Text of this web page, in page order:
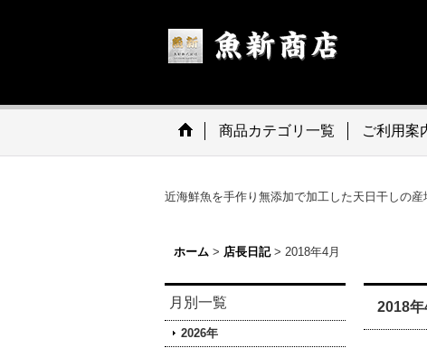
商品カテゴリ一覧 ご利用案
近海鮮魚を手作り無添加で加工した天日干しの産
ホーム > 店長日記 > 2018年4月
月別一覧
2026年
2018年